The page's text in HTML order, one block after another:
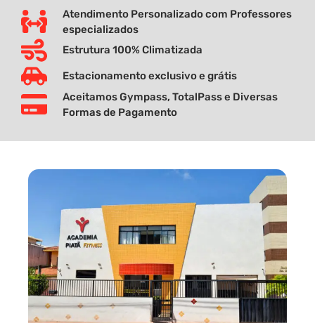
Atendimento Personalizado com Professores
especializados
Estrutura 100% Climatizada
Estacionamento exclusivo e grátis
Aceitamos Gympass, TotalPass e Diversas
Formas de Pagamento